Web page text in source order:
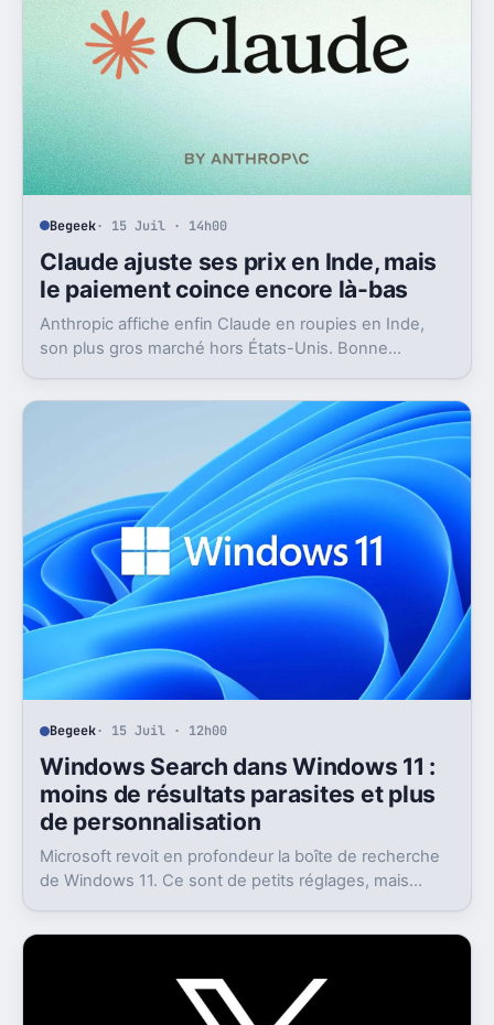
Begeek· 15 Juil · 14h00
Claude ajuste ses prix en Inde, mais
le paiement coince encore là-bas
Anthropic affiche enfin Claude en roupies en Inde,
son plus gros marché hors États-Unis. Bonne
abonnements.
Begeek· 15 Juil · 12h00
Windows Search dans Windows 11 :
moins de résultats parasites et plus
de personnalisation
Microsoft revoit en profondeur la boîte de recherche
de Windows 11. Ce sont de petits réglages, mais